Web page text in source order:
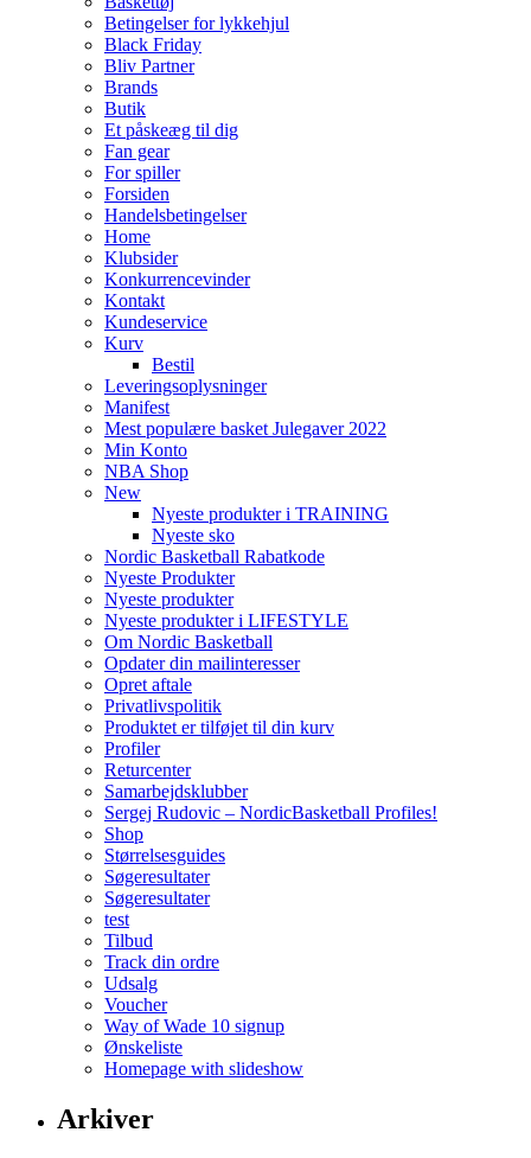
Betingelser for lykkehjul
Black Friday
Bliv Partner
Brands
Butik
Et påskeæg til dig
Fan gear
For spiller
Forsiden
Handelsbetingelser
Home
Klubsider
Konkurrencevinder
Kontakt
Kundeservice
Kurv
Bestil
Leveringsoplysninger
Manifest
Mest populære basket Julegaver 2022
Min Konto
NBA Shop
New
Nyeste produkter i TRAINING
Nyeste sko
Nordic Basketball Rabatkode
Nyeste Produkter
Nyeste produkter
Nyeste produkter i LIFESTYLE
Om Nordic Basketball
Opdater din mailinteresser
Opret aftale
Privatlivspolitik
Produktet er tilføjet til din kurv
Profiler
Returcenter
Samarbejdsklubber
Sergej Rudovic – NordicBasketball Profiles!
Shop
Størrelsesguides
Søgeresultater
Søgeresultater
test
Tilbud
Track din ordre
Udsalg
Voucher
Way of Wade 10 signup
Ønskeliste
Homepage with slideshow
Arkiver